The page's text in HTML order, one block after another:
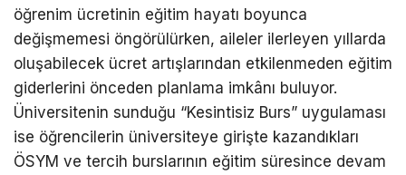
öğrenim ücretinin eğitim hayatı boyunca
değişmemesi öngörülürken, aileler ilerleyen yıllarda
oluşabilecek ücret artışlarından etkilenmeden eğitim
giderlerini önceden planlama imkânı buluyor.
Üniversitenin sunduğu “Kesintisiz Burs” uygulaması
ise öğrencilerin üniversiteye girişte kazandıkları
ÖSYM ve tercih burslarının eğitim süresince devam